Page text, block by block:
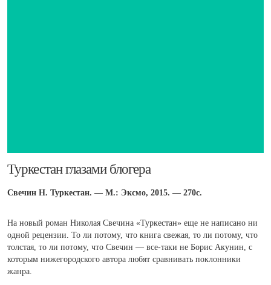
Туркестан глазами блогера
Свечин Н. Туркестан. — М.: Эксмо, 2015. — 270с.
На новый роман Николая Свечина «Туркестан» еще не написано ни
одной рецензии. То ли потому, что книга свежая, то ли потому, что
толстая, то ли потому, что Свечин — все-таки не Борис Акунин, с
которым нижегородского автора любят сравнивать поклонники
жанра.